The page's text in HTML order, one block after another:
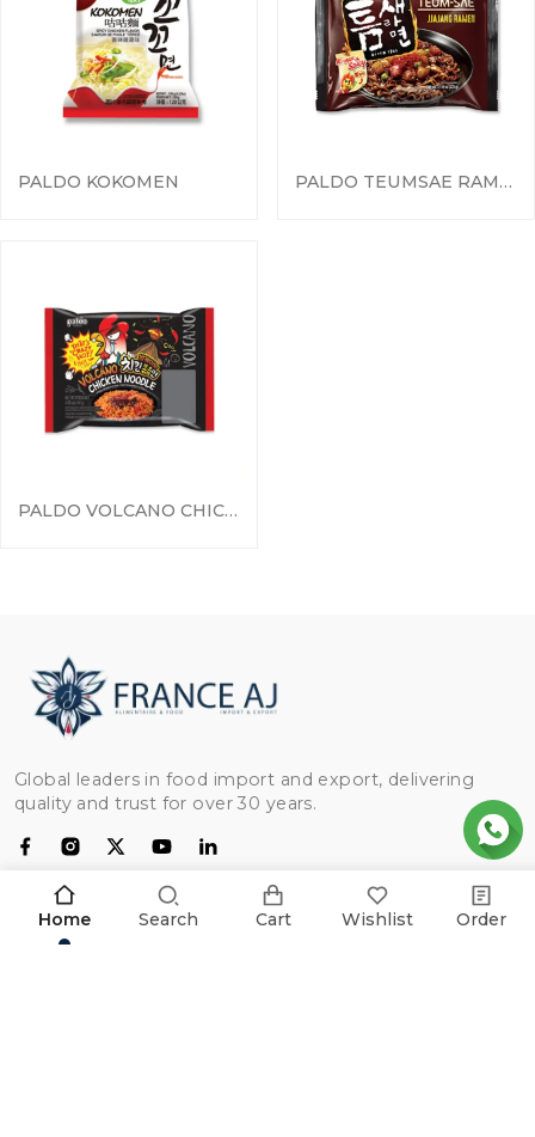
Home Search Cart Wishlist Order
PALDO KOKOMEN PALDO TEUMSAE RAMEN JJAJANG
PALDO VOLCANO CHICKEN
Global leaders in food import and export, delivering
quality and trust for over 30 years.
CATEGORIAS
Frango